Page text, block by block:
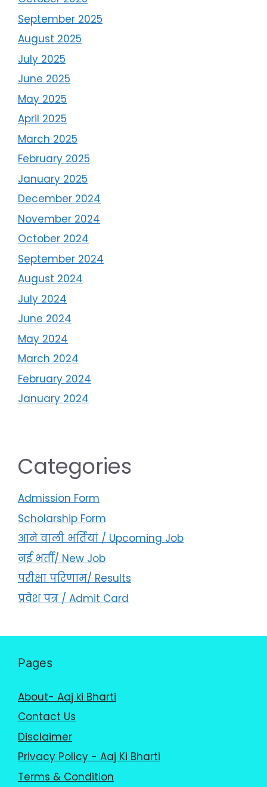
September 2025
August 2025
July 2025
June 2025
May 2025
April 2025
March 2025
February 2025
January 2025
December 2024
November 2024
October 2024
September 2024
August 2024
July 2024
June 2024
May 2024
March 2024
February 2024
January 2024
Categories
Admission Form
Scholarship Form
आने वाली भर्तियां / Upcoming Job
नई भर्ती/ New Job
परीक्षा परिणाम/ Results
प्रवेश पत्र / Admit Card
Pages
About- Aaj ki Bharti
Contact Us
Disclaimer
Privacy Policy - Aaj Ki Bharti
Terms & Condition